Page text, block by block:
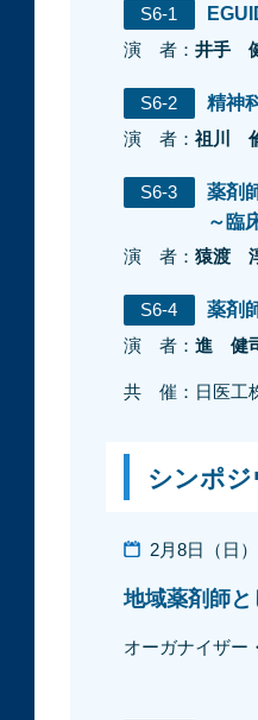
S6-1
演 者： 井手
S6-2
精神
演 者： 祖川
S6-3
薬剤
～臨
演 者： 猿渡
S6-4
薬剤
演 者： 進 健
共 催：日医工
シンポ
2月8日（日
地域薬剤師
オーガナイザー